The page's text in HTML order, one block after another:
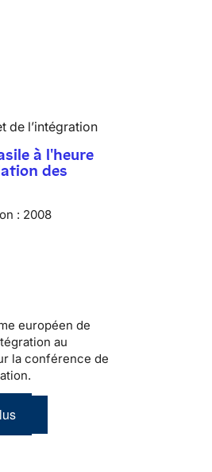
de l’intégration
à l'heure
des
: 2008
européen de
au
la conférence de